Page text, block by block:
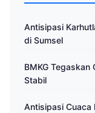
Antisipasi
di Sumsel
BMKG Tegaskan
Stabil
Antisipasi Cuaca